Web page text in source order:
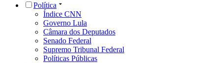
Política
Índice CNN
Governo Lula
Câmara dos Deputados
Senado Federal
Supremo Tribunal Federal
Políticas Públicas